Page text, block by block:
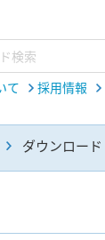
て 採用情報
ダウンロード